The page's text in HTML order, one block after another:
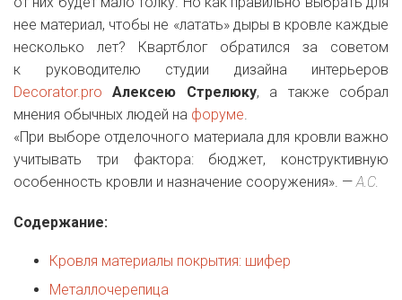
нее материал, чтобы не «латать» дыры в кровле каждые
несколько лет? Квартблог обратился за советом
к руководителю студии дизайна интерьеров
Decorator.pro Алексею Стрелюку, а также собрал
мнения обычных людей на форуме.
«При выборе отделочного материала для кровли важно
учитывать три фактора: бюджет, конструктивную
особенность кровли и назначение сооружения». —А.С.
Содержание:
Кровля материалы покрытия: шифер
Металлочерепица